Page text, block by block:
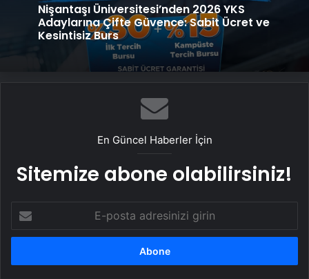
Nişantaşı Üniversitesi’nden 2026 YKS
Adaylarına Çifte Güvence: Sabit Ücret ve
Kesintisiz Burs
En Güncel Haberler İçin
Sitemize abone olabilirsiniz!
posta
adresinizi